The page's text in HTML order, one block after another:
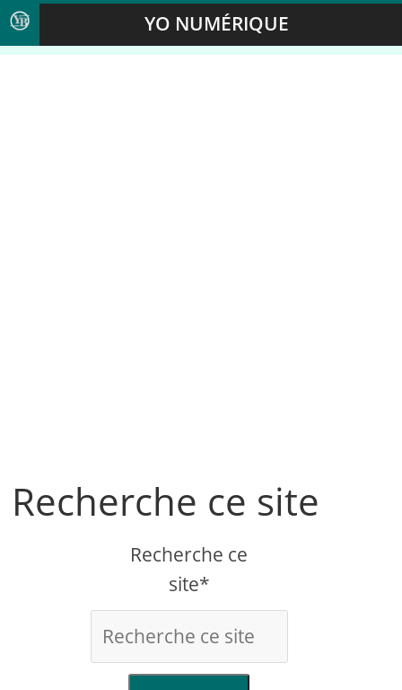
YO NUMÉRIQUE
Recherche ce site
Recherche ce
site*